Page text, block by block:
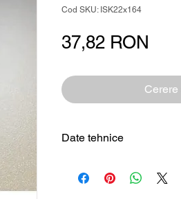
Cod SKU: ISK22x164
37,82 RON
Date tehnice
Tip produs